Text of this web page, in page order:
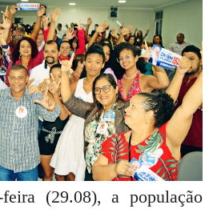
(29.08), a população